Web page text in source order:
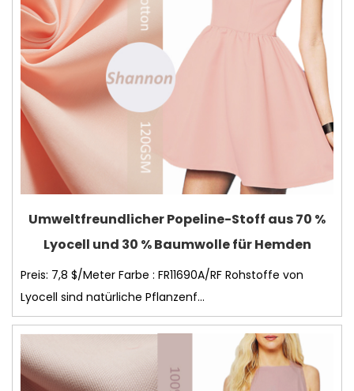
Umweltfreundlicher Popeline-Stoff aus 70 %
Lyocell und 30 % Baumwolle für Hemden
Preis: 7,8 $/Meter Farbe : FR11690A/RF Rohstoffe von
Lyocell sind natürliche Pflanzenf...